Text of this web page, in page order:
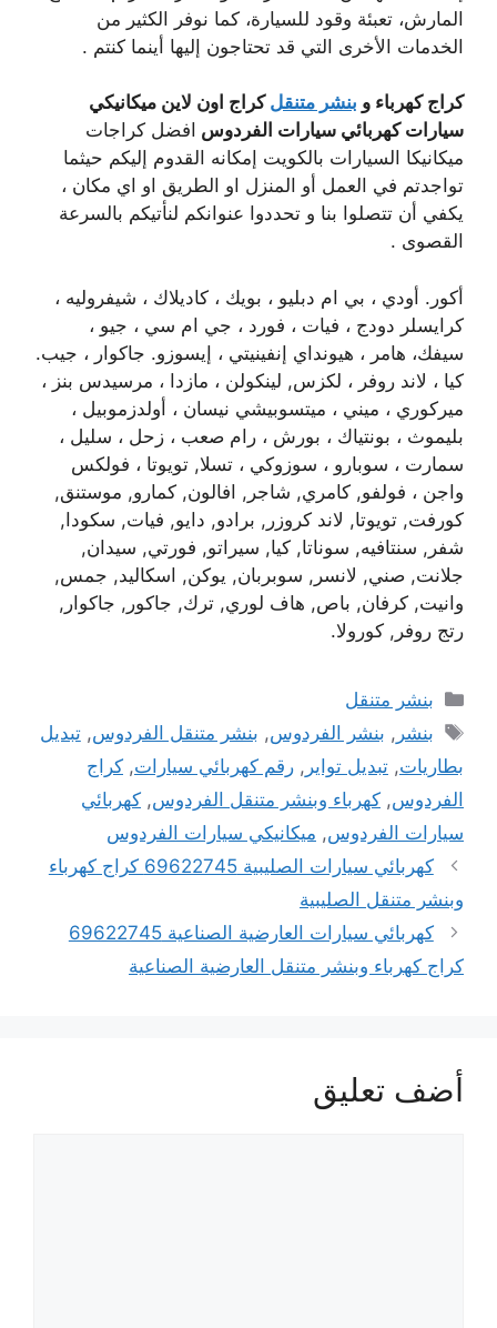
المارش، تعبئة وقود للسيارة، كما نوفر الكثير من
الخدمات الأخرى التي قد تحتاجون إليها أينما كنتم .
كراج كهرباء و بنشر متنقل كراج اون لاين ميكانيكي
سيارات كهربائي سيارات الفردوس افضل كراجات
ميكانيكا السيارات بالكويت إمكانه القدوم إليكم حيثما
تواجدتم في العمل أو المنزل او الطريق او اي مكان ،
يكفي أن تتصلوا بنا و تحددوا عنوانكم لنأتيكم بالسرعة
القصوى .
أكور. أودي ، بي ام دبليو ، بويك ، كاديلاك ، شيفروليه ،
كرايسلر دودج ، فيات ، فورد ، جي ام سي ، جيو ،
سيفك، هامر ، هيونداي إنفينيتي ، إيسوزو. جاكوار ، جيب.
كيا ، لاند روفر ، لكزس, لينكولن ، مازدا ، مرسيدس بنز ،
ميركوري ، ميني ، ميتسوبيشي نيسان ، أولدزموبيل ،
بليموث ، بونتياك ، بورش ، رام صعب ، زحل ، سليل ،
سمارت ، سوبارو ، سوزوكي ، تسلا, تويوتا ، فولكس
واجن ، فولفو, كامري, شاجر, افالون, كمارو, موستنق,
كورفت, تويوتا, لاند كروزر, برادو, دايو, فيات, سكودا,
شفر, سنتافيه, سوناتا, كيا, سيراتو, فورتي, سيدان,
جلانت, صني, لانسر, سوبربان, يوكن, اسكاليد, جمس,
وانيت, كرفان, باص, هاف لوري, ترك, جاكور, جاكوار,
رتج روفر, كورولا.
التصنيفات
بنشر متنقل
الوسوم
بنشر , بنشر الفردوس, بنشر متنقل الفردوس,تبديل
بطاريات, تبديل تواير , رقم كهربائي سيارات, كراج
الفردوس, كهرباء وبنشر متنقل الفردوس, كهربائي
سيارات الفردوس, ميكانيكي سيارات الفردوس
كهربائي سيارات الصليبية 69622745 كراج كهرباء
وبنشر متنقل الصليبية
كهربائي سيارات العارضية الصناعية 69622745
كراج كهرباء وبنشر متنقل العارضية الصناعية
أضف تعليق